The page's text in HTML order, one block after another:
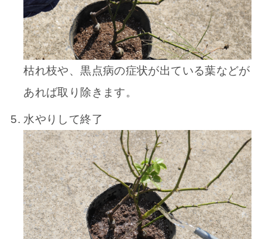
枯れ枝や、黒点病の症状が出ている葉などが
あれば取り除きます。
水やりして終了